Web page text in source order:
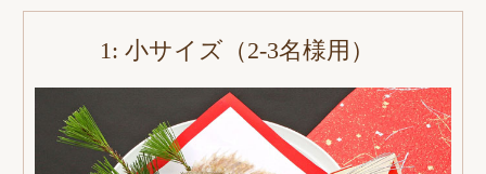
1: 小サイズ（2-3名様用）